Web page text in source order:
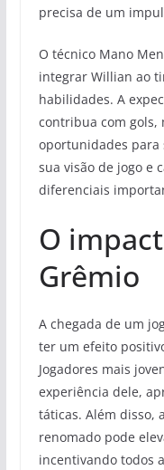
precisa de um
O técnico Mano
integrar Willian ao
habilidades. A
contribua com gols,
oportunidades para
sua visão de jogo e
diferenciais
O
Grêmio
A chegada de um
ter um efeito
Jogadores mais
experiência dele,
táticas. Além disso,
renomado pode
incentivando todos